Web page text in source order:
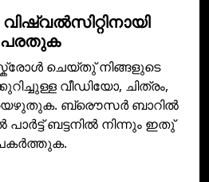
വിഷ്വല്‍സിറ്റിനായി
പരതുക
ചെയ്തു് നിങ്ങളുടെ
വീഡിയോ, ചിത്രം,
ബ്രൌസര്‍ ബാറില്‍
പാര്‍ട്ട് ബട്ടനില്‍ നിന്നും ഇതു്